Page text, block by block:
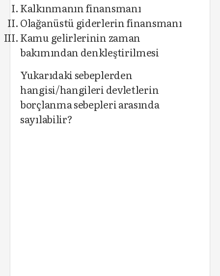
Kalkınmanın finansmanı
Olağanüstü giderlerin finansmanı
Kamu gelirlerinin zaman
bakımından denkleştirilmesi
Yukarıdaki sebeplerden
hangisi/hangileri devletlerin
borçlanma sebepleri arasında
sayılabilir?